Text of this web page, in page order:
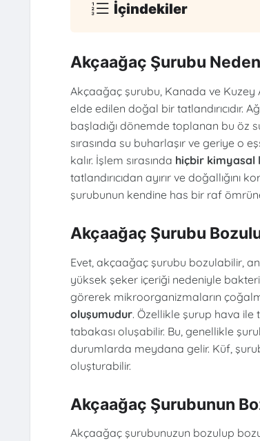
İçindekiler
Akçaağaç Şurubu
Akçaağaç şurubu, Kanada ve Kuzey
elde edilen doğal bir tatlandırıcıdır.
başladığı dönemde toplanan bu öz
sırasında su buharlaşır ve geriye o
kalır. İşlem sırasında hiçbir kimyasal
tatlandırıcıdan ayırır ve
şurubunun kendine has bir raf
Akçaağaç Şurubu
Evet, akçaağaç şurubu bozulabilir,
yüksek şeker içeriği nedeniyle
görerek mikroorganizmaların
oluşumudur. Özellikle şurup hava ile
tabakası oluşabilir. Bu, genellikle
durumlarda meydana gelir. Küf,
oluşturabilir.
Akçaağaç Şurubunun
Akçaağaç şurubunuzun bozulup